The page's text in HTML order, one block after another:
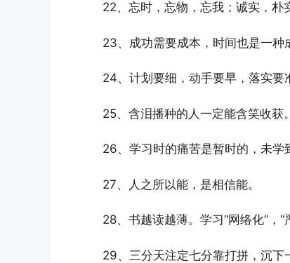
22、忘时，忘物，忘我；诚实，朴
23、成功需要成本，时间也是一种
24、计划要细，动手要早，落实要
25、含泪播种的人一定能含笑收获。
26、学习时的痛苦是暂时的，未学
27、人之所以能，是相信能。
28、书越读越薄。学习“网络化”，“
29、三分天注定七分靠打拼，沉下